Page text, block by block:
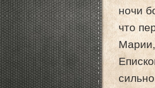
ночи
что
Марии,